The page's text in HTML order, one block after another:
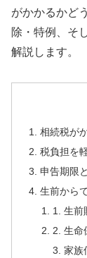
がかかるかど
除・特例、そ
解説します。
相続税が
税負担を
申告期限
生前から
1. 生前
2. 生命
3. 家族